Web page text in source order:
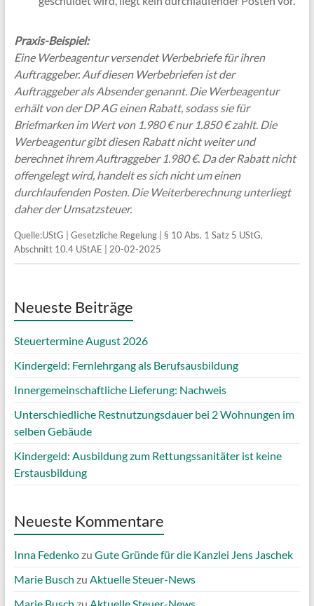
Praxis-Beispiel:
Eine Werbeagentur versendet Werbebriefe für ihren
Auftraggeber. Auf diesen Werbebriefen ist der
Auftraggeber als Absender genannt. Die Werbeagentur
erhält von der DP AG einen Rabatt, sodass sie für
Briefmarken im Wert von 1.980 € nur 1.850 € zahlt. Die
Werbeagentur gibt diesen Rabatt nicht weiter und
berechnet ihrem Auftraggeber 1.980 €. Da der Rabatt nicht
offengelegt wird, handelt es sich nicht um einen
durchlaufenden Posten. Die Weiterberechnung unterliegt
daher der Umsatzsteuer.
Quelle:UStG | Gesetzliche Regelung | § 10 Abs. 1 Satz 5 UStG,
Abschnitt 10.4 UStAE | 20-02-2025
Neueste Beiträge
Steuertermine August 2026
Kindergeld: Fernlehrgang als Berufsausbildung
Innergemeinschaftliche Lieferung: Nachweis
Unterschiedliche Restnutzungsdauer bei 2 Wohnungen im
selben Gebäude
Kindergeld: Ausbildung zum Rettungssanitäter ist keine
Erstausbildung
Neueste Kommentare
Inna Fedenkozu Gute Gründe für die Kanzlei Jens Jaschek
Marie Busch zu Aktuelle Steuer-News